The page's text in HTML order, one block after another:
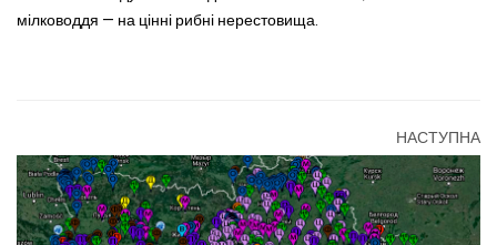
мілководдя — на цінні рибні нерестовища.
НАСТУПНА